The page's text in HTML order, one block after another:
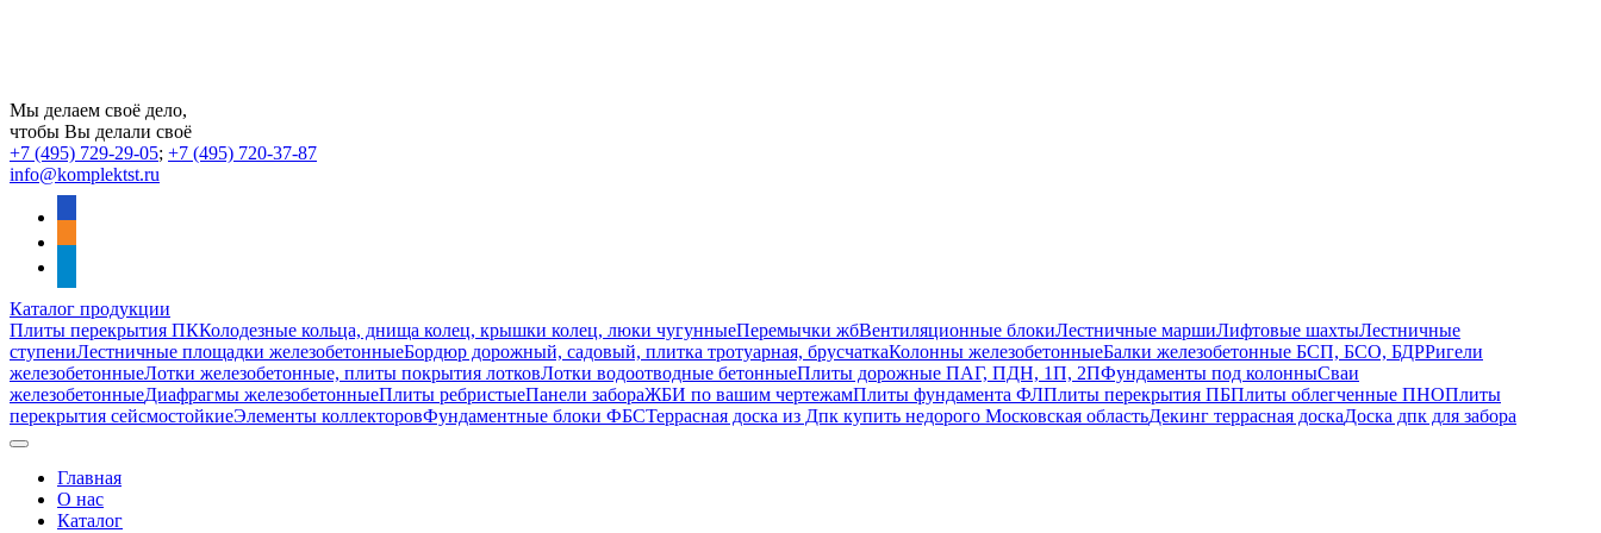
Мы делаем своё дело,
чтобы Вы делали своё
+7 (495) 729-29-05; +7 (495) 720-37-87
info@komplektst.ru
Каталог продукции
Плиты перекрытия ПККолодезные кольца, днища колец, крышки колец, люки чугунныеПеремычки жбВентиляционные блокиЛестничные маршиЛифтовые шахтыЛестничные
ступениЛестничные площадки железобетонныеБордюр дорожный, садовый, плитка тротуарная, брусчаткаКолонны железобетонныеБалки железобетонные БСП, БСО, БДРРигели
железобетонныеЛотки железобетонные, плиты покрытия лотковЛотки водоотводные бетонныеПлиты дорожные ПАГ, ПДН, 1П, 2ПФундаменты под колонныСваи
железобетонныеДиафрагмы железобетонныеПлиты ребристыеПанели забораЖБИ по вашим чертежамПлиты фундамента ФЛПлиты перекрытия ПБПлиты облегченные ПНОПлиты
перекрытия сейсмостойкиеЭлементы коллекторовФундаментные блоки ФБСТеррасная доска из Дпк купить недорого Московская областьДекинг террасная доскаДоска дпк для забора
Главная
О нас
Каталог